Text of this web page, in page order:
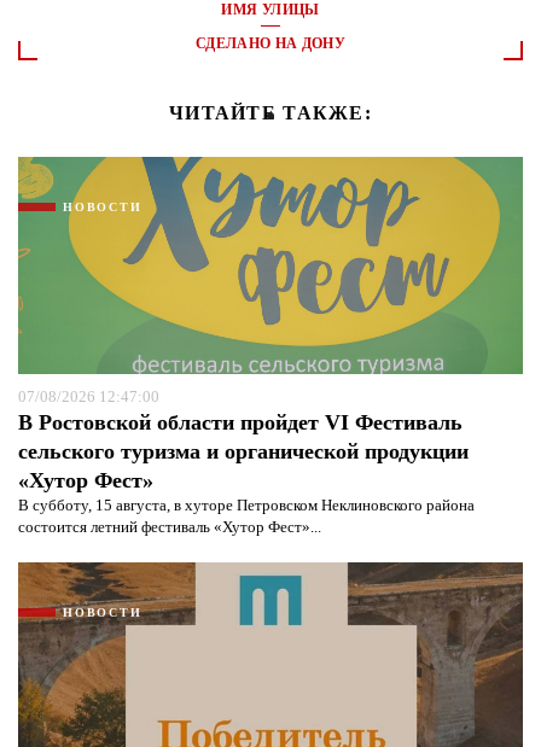
ИМЯ УЛИЦЫ
СДЕЛАНО НА ДОНУ
ЧИТАЙТЕ ТАКЖЕ:
НОВОСТИ
07/08/2026 12:47:00
В Ростовской области пройдет VI Фестиваль
сельского туризма и органической продукции
«Хутор Фест»
В субботу, 15 августа, в хуторе Петровском Неклиновского района
состоится летний фестиваль «Хутор Фест»...
НОВОСТИ